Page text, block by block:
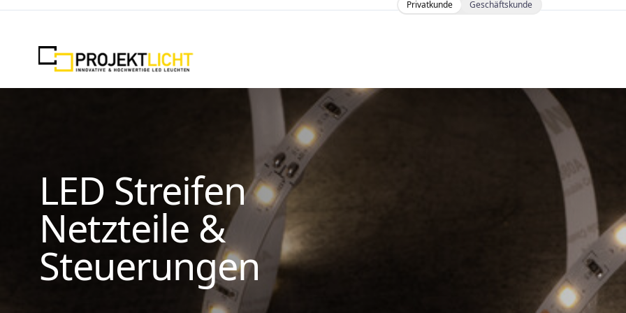
Zum Inhalt springen Privatkunde Geschäftskunde
LED Streifen
Netzteile &
Steuerungen